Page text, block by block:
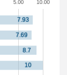
5.00 10.00